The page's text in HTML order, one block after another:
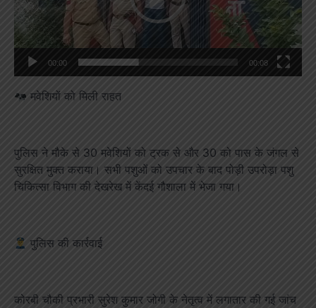
00:00 00:08
मवेशियों को मिली राहत
पुलिस ने मौके से 30 मवेशियों को ट्रक से और 30 को पास के जंगल से
सुरक्षित मुक्त कराया। सभी पशुओं को उपचार के बाद पोड़ी उपरोड़ा पशु
चिकित्सा विभाग की देखरेख में केंदई गौशाला में भेजा गया।
पुलिस की कार्रवाई
कोरबी चौकी प्रभारी सुरेश कुमार जोगी के नेतृत्व में लगातार की गई जांच